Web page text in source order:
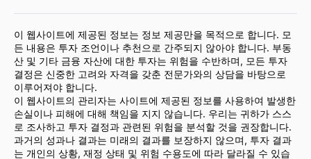
이 웹사이트에 제공된 정보는 정보 제공만을 목적으로 합니다. 모
든 내용은 투자 조언이나 추천으로 간주되지 않아야 합니다. 부동
산 및 기타 금융 자산에 대한 투자는 위험을 수반하며, 모든 투자
결정은 신중한 고려와 자격을 갖춘 전문가와의 상담을 바탕으로
이루어져야 합니다.
이 웹사이트의 관리자는 사이트에 제공된 정보를 사용하여 발생한
손실이나 피해에 대해 책임을 지지 않습니다. 우리는 귀하가 스스
로 조사하고 투자 결정과 관련된 위험을 분석할 것을 권장합니다.
과거의 성과나 결과는 미래의 결과를 보장하지 않으며, 투자 결과
는 개인의 상황, 재정 상태 및 위험 수용도에 따라 달라질 수 있습